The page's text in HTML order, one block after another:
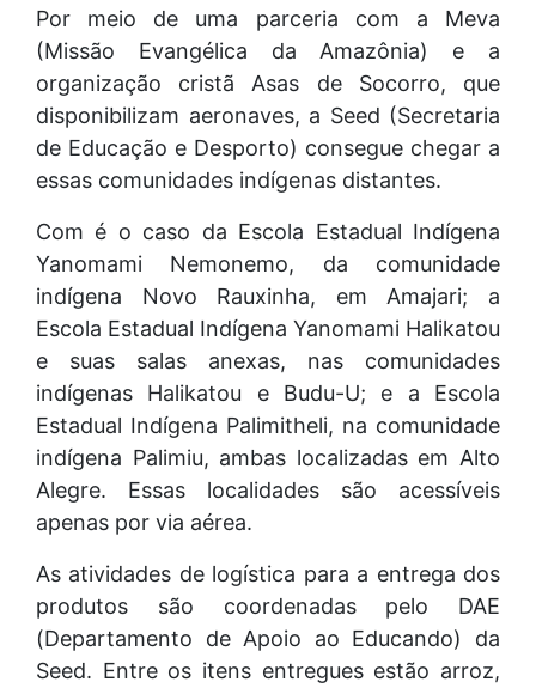
Por meio de uma parceria com a Meva
(Missão Evangélica da Amazônia) e a
organização cristã Asas de Socorro, que
disponibilizam aeronaves, a Seed (Secretaria
de Educação e Desporto) consegue chegar a
essas comunidades indígenas distantes.
Com é o caso da Escola Estadual Indígena
Yanomami Nemonemo, da comunidade
indígena Novo Rauxinha, em Amajari; a
Escola Estadual Indígena Yanomami Halikatou
e suas salas anexas, nas comunidades
indígenas Halikatou e Budu-U; e a Escola
Estadual Indígena Palimitheli, na comunidade
indígena Palimiu, ambas localizadas em Alto
Alegre. Essas localidades são acessíveis
apenas por via aérea.
As atividades de logística para a entrega dos
produtos são coordenadas pelo DAE
(Departamento de Apoio ao Educando) da
Seed. Entre os itens entregues estão arroz,